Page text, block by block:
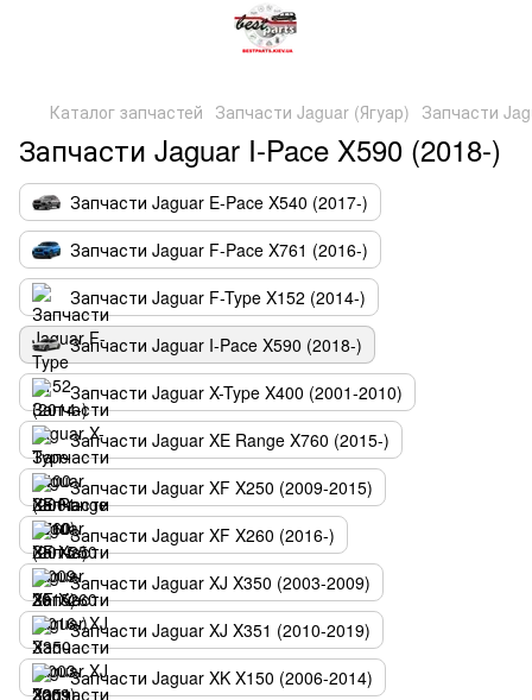
Каталог запчастей Запчасти Jaguar (Ягуар) Запчасти
Запчасти Jaguar I-Pace X590 (2018-)
Запчасти Jaguar E-Pace X540 (2017-)
Запчасти Jaguar F-Pace X761 (2016-)
Запчасти Jaguar F-Type X152 (2014-)
Запчасти Jaguar I-Pace X590 (2018-)
Запчасти Jaguar X-Type X400 (2001-2010)
Запчасти Jaguar XE Range X760 (2015-)
Запчасти Jaguar XF X250 (2009-2015)
Запчасти Jaguar XF X260 (2016-)
Запчасти Jaguar XJ X350 (2003-2009)
Запчасти Jaguar XJ X351 (2010-2019)
Запчасти Jaguar XK X150 (2006-2014)